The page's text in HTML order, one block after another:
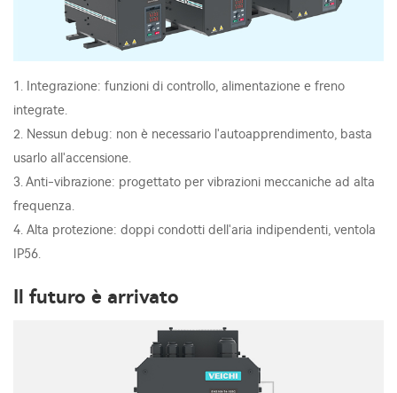
1. Integrazione: funzioni di controllo, alimentazione e freno
integrate.
2. Nessun debug: non è necessario l'autoapprendimento, basta
usarlo all'accensione.
3. Anti-vibrazione: progettato per vibrazioni meccaniche ad alta
frequenza.
4. Alta protezione: doppi condotti dell'aria indipendenti, ventola
IP56.
Il futuro è arrivato